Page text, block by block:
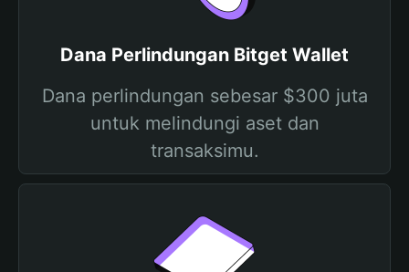
Dana Perlindungan Bitget Wallet
Dana perlindungan sebesar $300 juta
untuk melindungi aset dan
transaksimu.